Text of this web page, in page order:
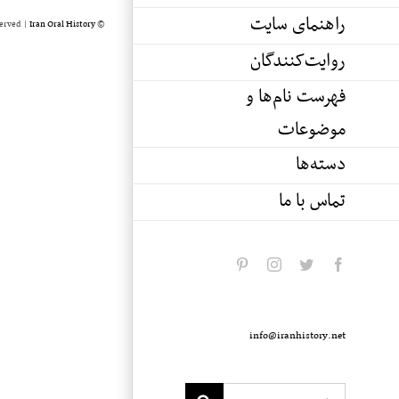
راهنمای سایت
روایت‌کنندگان
فهرست نام‌ها و
موضوعات
دسته‌ها
تماس با ما
facebook
twitter
instagram
info@iranhistory.net
© Copyright 2020 -
| Iran Oral History